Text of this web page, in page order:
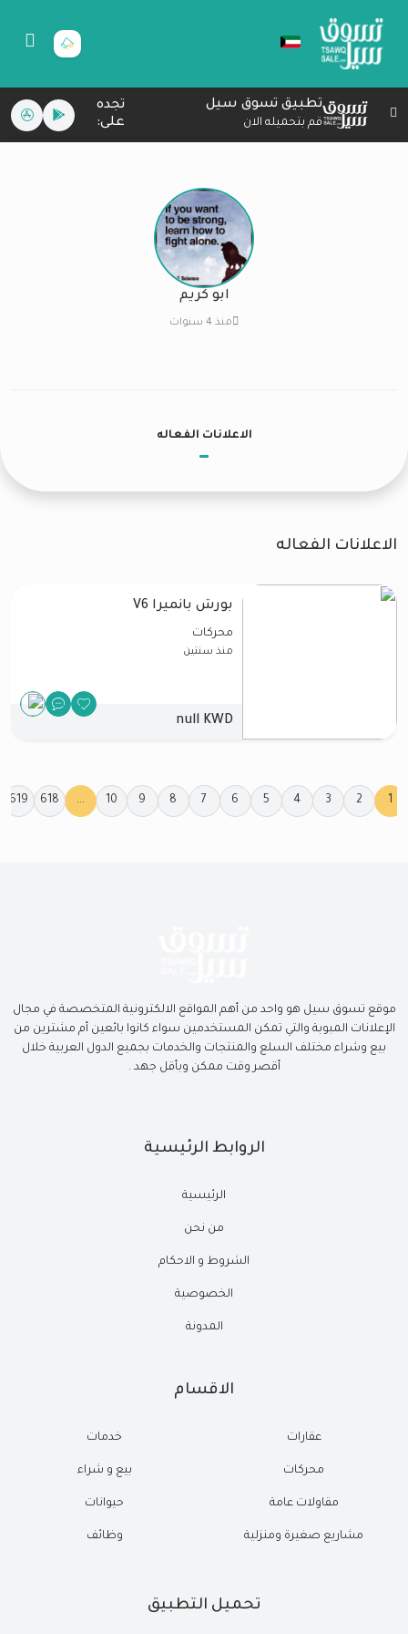
تطبيق تسوق سيل
قم بتحميله الان
تجده
على:
ابو كريم
منذ 4 سنوات
الاعلانات الفعاله
الاعلانات الفعاله
بورش بانميرا V6
محركات
منذ سنتين
null KWD
1
2
3
4
5
6
7
8
9
10
...
618
619
موقع تسوق سيل هو واحد من أهم المواقع الالكترونية المتخصصة في مجال
الإعلانات المبوبة والتي تمكن المستخدمين سواء كانوا بائعين أم مشترين من
بيع وشراء مختلف السلع والمنتجات والخدمات بجميع الدول العربية خلال
أقصر وقت ممكن وبأقل جهد .
الروابط الرئيسية
الرئيسية
من نحن
الشروط و الاحكام
الخصوصية
المدونة
الاقسام
عقارات
محركات
مقاولات عامة
مشاريع صغيرة ومنزلية
خدمات
بيع و شراء
حيوانات
وظائف
تحميل التطبيق